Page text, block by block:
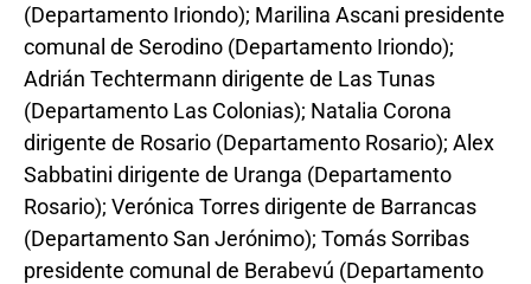
(Departamento Iriondo); Marilina Ascani presidente
comunal de Serodino (Departamento Iriondo);
Adrián Techtermann dirigente de Las Tunas
(Departamento Las Colonias); Natalia Corona
dirigente de Rosario (Departamento Rosario); Alex
Sabbatini dirigente de Uranga (Departamento
Rosario); Verónica Torres dirigente de Barrancas
(Departamento San Jerónimo); Tomás Sorribas
presidente comunal de Berabevú (Departamento